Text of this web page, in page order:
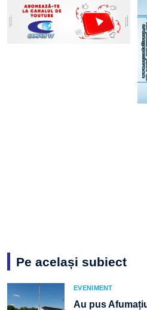
Pe același subiect
EVENIMENT
Au pus